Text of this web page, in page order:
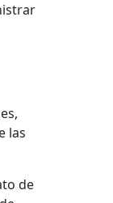
las
de